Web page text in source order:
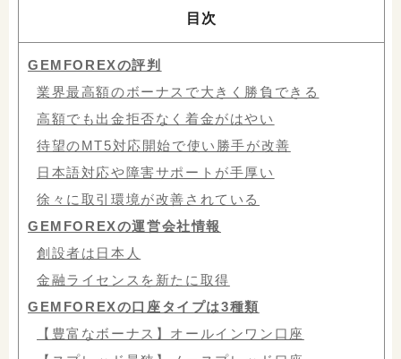
目次
GEMFOREXの評判
業界最高額のボーナスで大きく勝負できる
高額でも出金拒否なく着金がはやい
待望のMT5対応開始で使い勝手が改善
日本語対応や障害サポートが手厚い
徐々に取引環境が改善されている
GEMFOREXの運営会社情報
創設者は日本人
金融ライセンスを新たに取得
GEMFOREXの口座タイプは3種類
【豊富なボーナス】オールインワン口座